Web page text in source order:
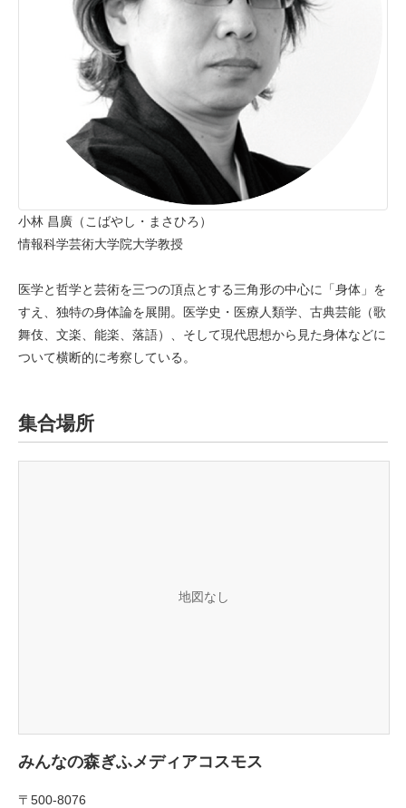
小林 昌廣（こばやし・まさひろ）
情報科学芸術大学院大学教授
医学と哲学と芸術を三つの頂点とする三角形の中心に「身体」を
すえ、独特の身体論を展開。医学史・医療人類学、古典芸能（歌
舞伎、文楽、能楽、落語）、そして現代思想から見た身体などに
ついて横断的に考察している。
集合場所
地図なし
みんなの森ぎふメディアコスモス
〒500-8076